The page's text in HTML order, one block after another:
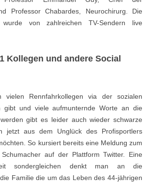
Professor Chabardes, Neurochirurg. Die
wurde von zahlreichen TV-Sendern live
Kollegen und andere Social
vielen Rennfahrkollegen via der sozialen
gibt und viele aufmunternde Worte an die
gibt es leider auch wieder schwarze
jetzt aus dem Unglück des Profisportlers
So kursiert bereits eine Meldung zum
auf der Plattform Twitter. Eine
sondergleichen denkt man an die
Familie die um das Leben des 44-jährigen